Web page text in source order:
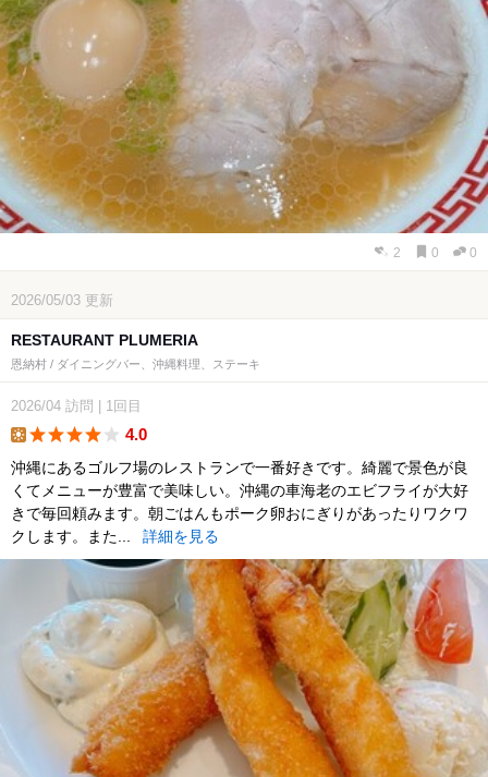
2 0 0
2026/05/03 更新
RESTAURANT PLUMERIA
恩納村 / ダイニングバー、沖縄料理、ステーキ
2026/04 訪問 1回目
4.0
沖縄にあるゴルフ場のレストランで一番好きです。綺麗で景色が良
くてメニューが豊富で美味しい。沖縄の車海老のエビフライが大好
きで毎回頼みます。朝ごはんもポーク卵おにぎりがあったりワクワ
クします。また...
詳細を見る